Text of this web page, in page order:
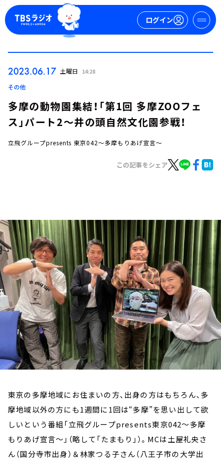
ログイン
お知らせ
イベント・グッズ
YouTube
会社情報
2023.06.17 土曜日 14:28
その他
多摩の動物園集結！「第1回 多摩ZOOフェ
ス」パート2～井の頭自然文化園参戦！
立飛グループpresents 東京042～多摩もりあげ宣言～
この記事をシェア
東京の多摩地域にお住まいの方、出身の方はもちろん、多
摩地域以外の方にも1週間に1回は“多摩”を思い出して欲
しいという番組「立飛グループpresents東京042～多摩
もりあげ宣言～」（略して「たまもり」）。MCは土屋礼央さ
ん（国分寺市出身）＆林家つる子さん（八王子市の大学出